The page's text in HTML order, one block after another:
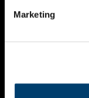
Marketing
VIDEO’S
CONTACT